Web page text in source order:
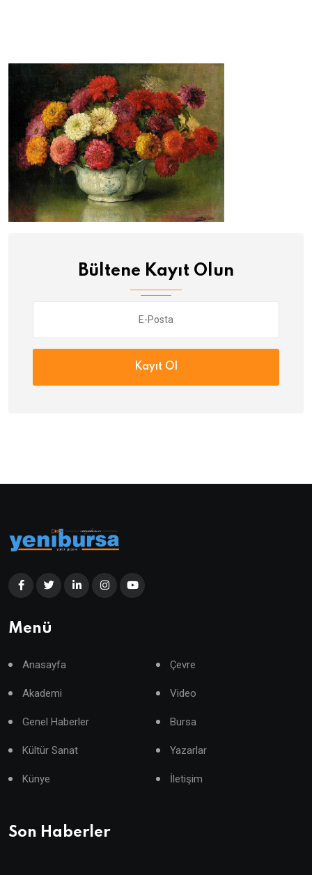
Bültene Kayıt Olun
Kayıt Ol
Menü
Anasayfa Çevre
Akademi Video
Genel Haberler Bursa
Kültür Sanat Yazarlar
Künye İletişim
Son Haberler